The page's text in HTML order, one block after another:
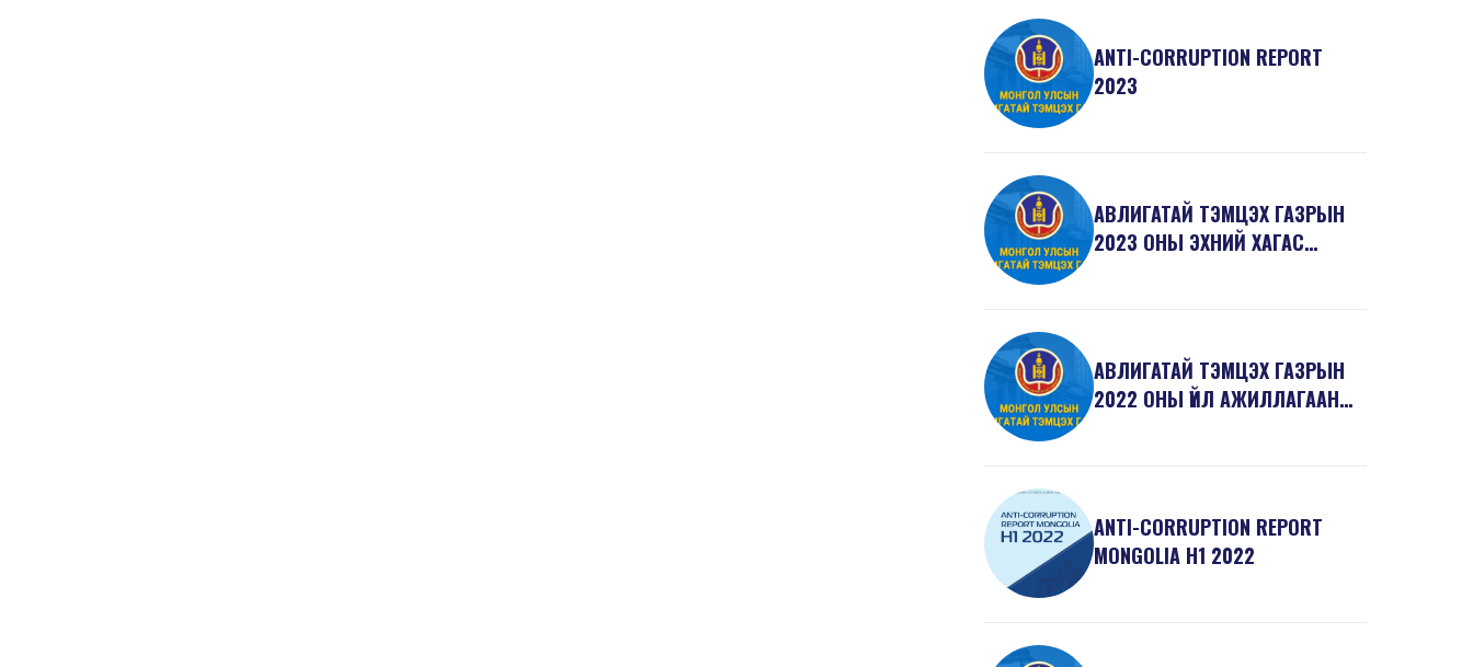
ANTI-СORRUPTION REPORT
2023
АВЛИГАТАЙ ТЭМЦЭХ ГАЗРЫН
2023 ОНЫ ЭХНИЙ ХАГАС
АВЛИГАТАЙ ТЭМЦЭХ ГАЗРЫН
2022 ОНЫ ҮЙЛ АЖИЛЛАГААНЫ
ANTI-СORRUPTION REPORT
MONGOLIA H1 2022